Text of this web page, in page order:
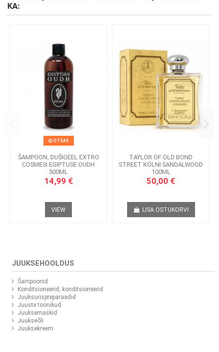
KA:
OTSAS
ŠAMPOON, DUŠIGEEL EXTRO
COSMESI EGIPTUSE OUDH
500ML
14,99 €
VIEW
TAYLOR OF OLD BOND
STREET KÖLNI SANDALWOOD
100ML
50,00 €
LISA OSTUKORVI
JUUKSEHOOLDUS
Šampoonid
Konditsioneerid, konditsioneerid
Juuksurispreparaadid
Juuste toonikud
Juuksemaskid
Juukseõli
Juuksekreem